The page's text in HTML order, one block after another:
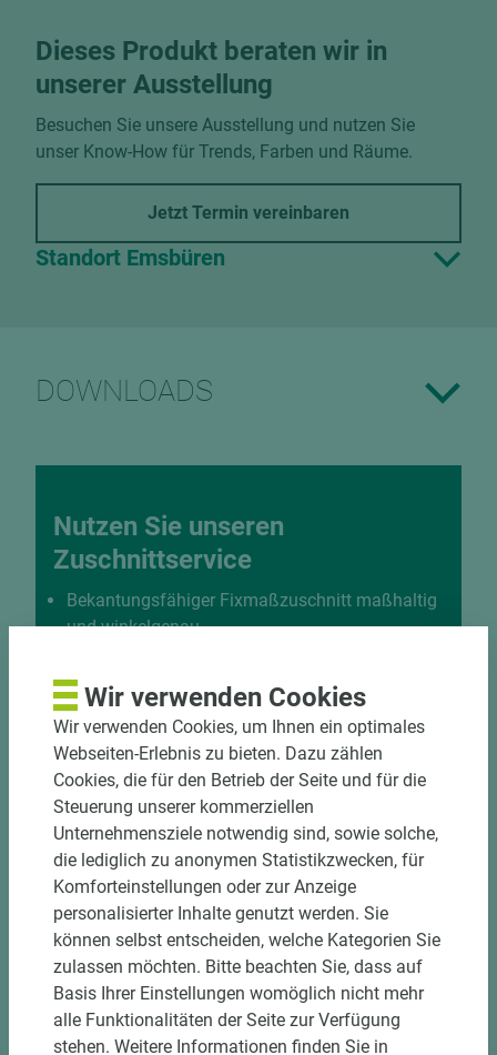
Dieses Produkt beraten wir in
unserer Ausstellung
Besuchen Sie unsere Ausstellung und nutzen Sie
unser Know-How für Trends, Farben und Räume.
Jetzt Termin vereinbaren
Standort Emsbüren
DOWNLOADS
Nutzen Sie unseren
Zuschnittservice
Bekantungsfähiger Fixmaßzuschnitt maßhaltig
und winkelgenau
halbautomatische Beschickung
Einzelteiletikettierung auf Wunsch möglich
Materialschonende und kundengerechte
Verpackung der Fixmaße
Jetzt Zuschnitt anfragen
Wir verwenden Cookies
Wir verwenden Cookies, um Ihnen ein optimales
Webseiten-Erlebnis zu bieten. Dazu zählen
Cookies, die für den Betrieb der Seite und für die
Steuerung unserer kommerziellen
Unternehmensziele notwendig sind, sowie solche,
die lediglich zu anonymen Statistikzwecken, für
Komforteinstellungen oder zur Anzeige
personalisierter Inhalte genutzt werden. Sie
können selbst entscheiden, welche Kategorien Sie
zulassen möchten. Bitte beachten Sie, dass auf
Basis Ihrer Einstellungen womöglich nicht mehr
alle Funktionalitäten der Seite zur Verfügung
stehen. Weitere Informationen finden Sie in